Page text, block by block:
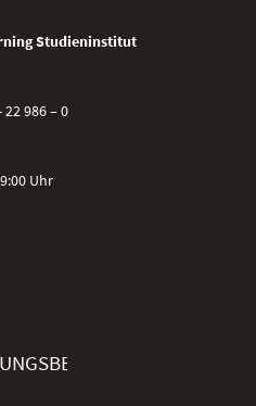
Studieninstitut
22 986 – 0
Uhr